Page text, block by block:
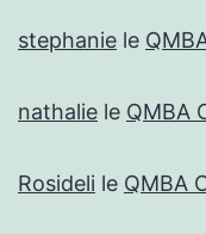
stephanie le
nathalie le QMBA
Rosideli le QMBA